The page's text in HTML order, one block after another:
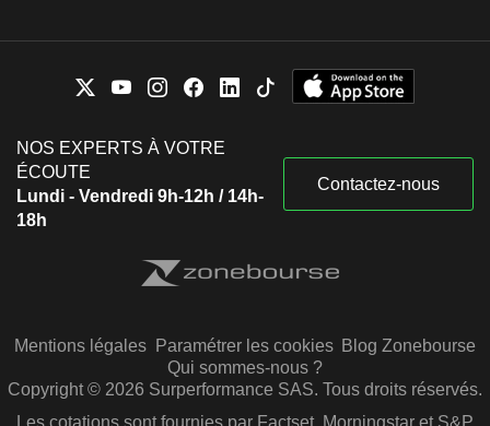
NOS EXPERTS À VOTRE
ÉCOUTE
Lundi - Vendredi 9h-12h / 14h-
18h
Contactez-nous
Mentions légales Paramétrer les cookies Blog Zonebourse
Qui sommes-nous ?
Copyright © 2026 Surperformance SAS. Tous droits réservés.
Les cotations sont fournies par Factset, Morningstar et S&P